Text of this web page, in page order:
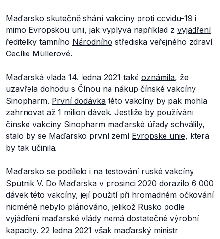
Maďarsko skutečně shání vakcíny proti covidu-19 i
mimo Evropskou unii, jak vyplývá například z vyjádření
ředitelky tamního Národního střediska veřejného zdraví
Cecílie Müllerové.
Maďarská vláda 14. ledna 2021 také oznámila, že
uzavřela dohodu s Čínou na nákup čínské vakcíny
Sinopharm. První dodávka této vakcíny by pak mohla
zahrnovat až 1 milion dávek. Jestliže by používání
čínské vakcíny Sinopharm maďarské úřady schválily,
stalo by se Maďarsko první zemí Evropské unie, která
by tak učinila.
Maďarsko se podílelo i na testování ruské vakcíny
Sputnik V. Do Maďarska v prosinci 2020 dorazilo 6 000
dávek této vakcíny, její použití při hromadném očkování
nicméně nebylo plánováno, jelikož Rusko podle
vyjádřenímaďarské vlády nemá dostatečné výrobní
kapacity. 22 ledna 2021 však maďarský ministr